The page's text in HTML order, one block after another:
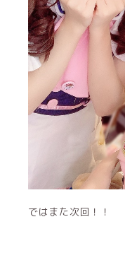
ではまた次回！！